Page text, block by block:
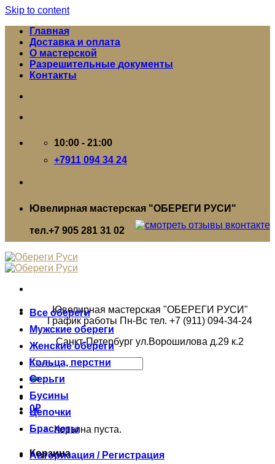
Skip to content
Главная
Доставка и оплата
О мастерской
Разрешительные документы
Контакты
10:00 - 21:00
+7911 094 34 24
Ювелирная мастерская "ОБЕРЕГИ РУСИ"
тел.+7 905 281 31 02
Ювелирная мастерская "ОБЕРЕГИ РУСИ"
График работы Пн-Вс тел. +7 (911) 094-34-24
Санкт-Петербург ул.Ворошилова д.29 к.2
0₽
Корзина пуста.
Корзина
Все обереги
Мужские обереги
Женские обереги
Кольца, перстни
Серьги
Бусины
Цепочки
Браслеты
Авторизация / Регистрация